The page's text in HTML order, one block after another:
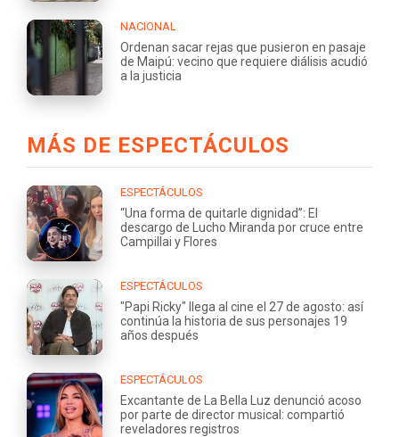
NACIONAL
Ordenan sacar rejas que pusieron en pasaje
de Maipú: vecino que requiere diálisis acudió
a la justicia
MÁS DE ESPECTÁCULOS
ESPECTÁCULOS
“Una forma de quitarle dignidad”: El
descargo de Lucho Miranda por cruce entre
Campillai y Flores
ESPECTÁCULOS
"Papi Ricky" llega al cine el 27 de agosto: así
continúa la historia de sus personajes 19
años después
ESPECTÁCULOS
Excantante de La Bella Luz denunció acoso
por parte de director musical: compartió
reveladores registros